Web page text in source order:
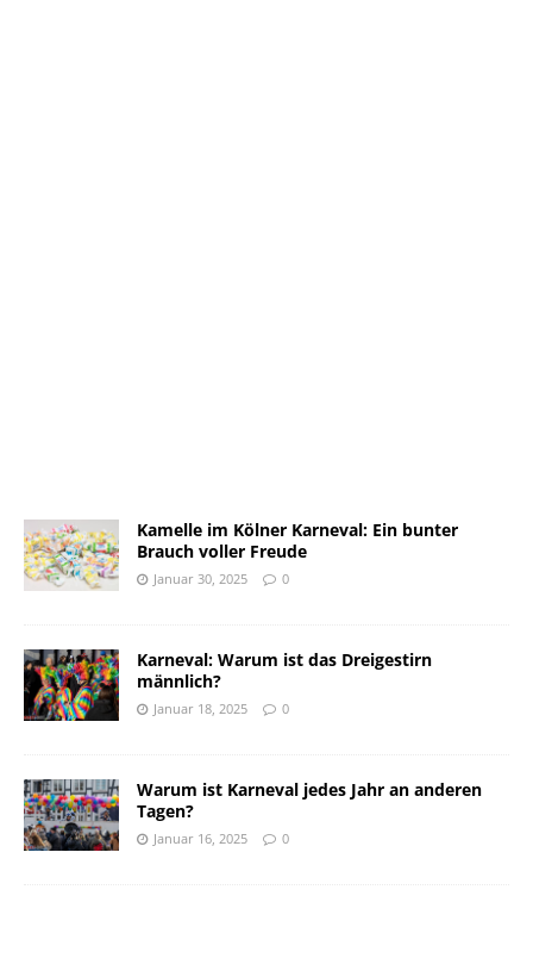
Kamelle im Kölner Karneval: Ein bunter
Brauch voller Freude
Januar 30, 2025 0
Karneval: Warum ist das Dreigestirn
männlich?
Januar 18, 2025 0
Warum ist Karneval jedes Jahr an anderen
Tagen?
Januar 16, 2025 0